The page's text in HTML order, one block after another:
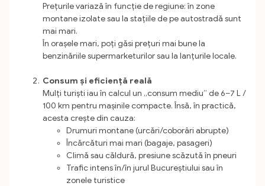
Prețurile variază în funcție de regiune: în zone
montane izolate sau la stațiile de pe autostradă sunt
mai mari.
În orașele mari, poți găsi prețuri mai bune la
benzinăriile supermarketurilor sau la lanțurile locale.
Consum și eficiență reală
Mulți turiști iau în calcul un „consum mediu” de 6–7 L /
100 km pentru mașinile compacte. Însă, în practică,
acesta crește din cauza:
Drumuri montane (urcări/coborâri abrupte)
Încărcături mai mari (bagaje, pasageri)
Climă sau căldură, presiune scăzută în pneuri
Trafic intens în/în jurul Bucureștiului sau în
zonele turistice